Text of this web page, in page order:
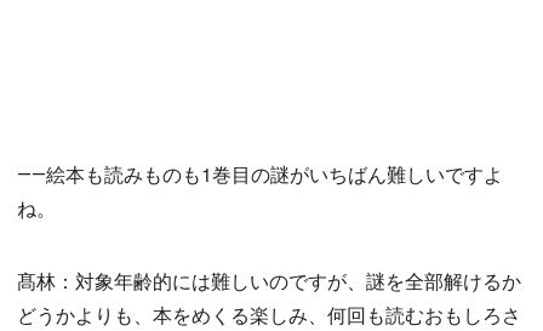
――絵本も読みものも1巻目の謎がいちばん難しいですよ
ね。
髙林：対象年齢的には難しいのですが、謎を全部解けるか
どうかよりも、本をめくる楽しみ、何回も読むおもしろさ